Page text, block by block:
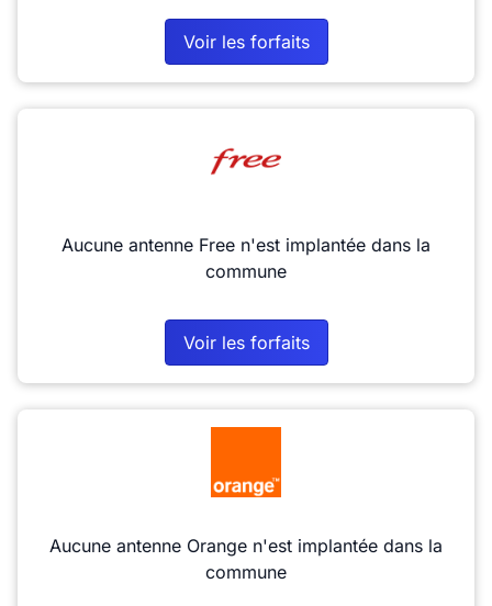
Voir les forfaits
Aucune antenne Free n'est implantée dans la
commune
Voir les forfaits
Aucune antenne Orange n'est implantée dans la
commune